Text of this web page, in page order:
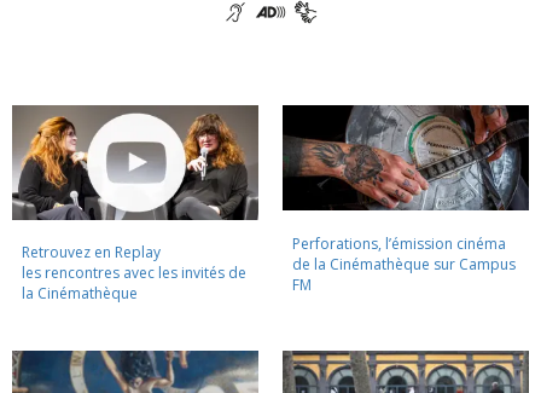
Retrouvez en Replay
les rencontres avec les invités de
la Cinémathèque
Perforations, l’émission cinéma
de la Cinémathèque sur Campus
FM